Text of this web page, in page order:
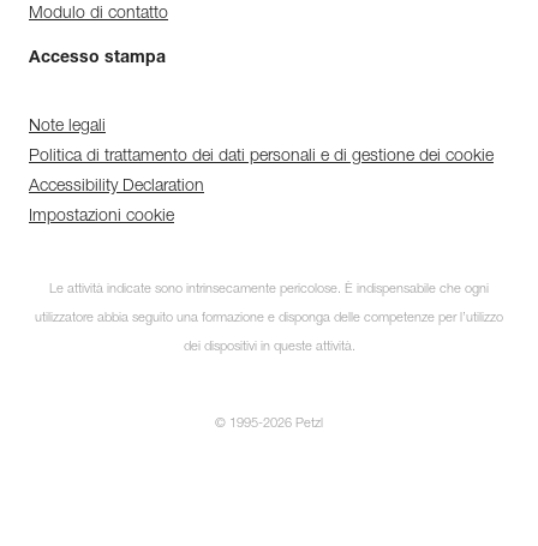
Modulo di contatto
Accesso stampa
Note legali
Politica di trattamento dei dati personali e di gestione dei cookie
Accessibility Declaration
Impostazioni cookie
Le attività indicate sono intrinsecamente pericolose. È indispensabile che ogni
utilizzatore abbia seguito una formazione e disponga delle competenze per l’utilizzo
dei dispositivi in queste attività.
© 1995-2026 Petzl